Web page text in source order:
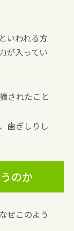
いわれる方
が入ってい
されたこと
歯ぎしりし
のか
ぜこのよう